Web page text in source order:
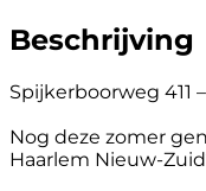
Beschrijving
Spijkerboorweg 411
Nog deze zomer
Haarlem Nieuw-